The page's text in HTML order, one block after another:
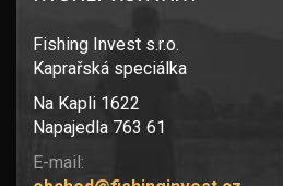
Fishing Invest s.r.o.
Kaprařská speciálka
Na Kapli 1622
Napajedla 763 61
E-mail: